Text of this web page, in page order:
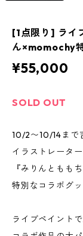
[1点限り] ライ
ん×momochy
¥55,000
SOLD OUT
10/2〜10/14まで
イラストレータ
『みりんともも
特別なコラボグッ
ライブペイント